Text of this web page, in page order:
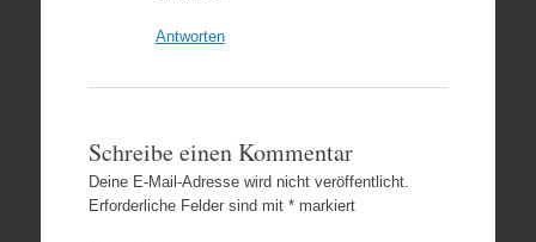
Antworten
Schreibe einen Kommentar
Deine E-Mail-Adresse wird nicht veröffentlicht.
Erforderliche Felder sind mit *markiert